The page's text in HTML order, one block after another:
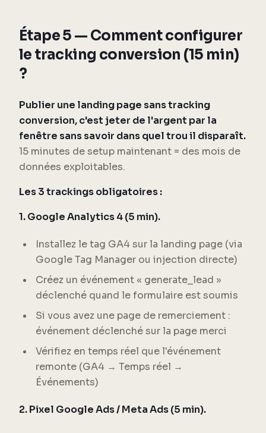
Étape 5 — Comment configurer
le tracking conversion (15 min)
?
Publier une landing page sans tracking
conversion, c'est jeter de l'argent par la
fenêtre sans savoir dans quel trou il disparaît.
15 minutes de setup maintenant = des mois de
données exploitables.
Les 3 trackings obligatoires :
1. Google Analytics 4 (5 min).
Installez le tag GA4 sur la landing page (via
Google Tag Manager ou injection directe)
Créez un événement « generate_lead »
déclenché quand le formulaire est soumis
Si vous avez une page de remerciement :
événement déclenché sur la page merci
Vérifiez en temps réel que l'événement
remonte (GA4 → Temps réel →
Événements)
2. Pixel Google Ads / Meta Ads (5 min).